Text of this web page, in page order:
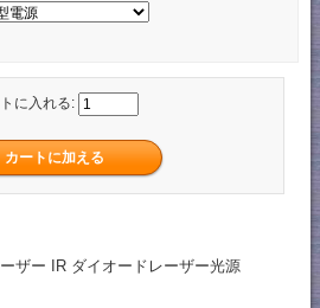
に入れる:
ザー IR ダイオードレーザー光源